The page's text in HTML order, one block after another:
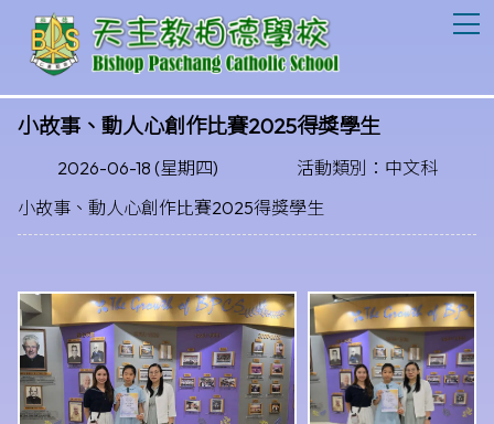
小故事、動人心創作比賽2025得獎學生
2026-06-18 (星期四)
活動類別：中文科
小故事、動人心創作比賽2025得獎學生